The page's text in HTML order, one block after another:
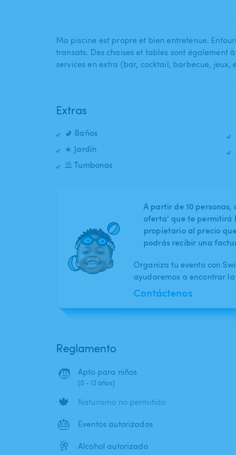
Ma piscine est propre et bien entretenue.
transats. Des chaises et tables sont également
services en extra (bar​,​ cocktail​,​ barbecue​,​ jeux​,​
Extras
🚽 Baños
☀️ Jardín
⛱️ Tumbonas
A partir de 10
oferta' que te permitirá
propietario al precio
podrás recibir una
Organiza tu evento con
ayudaremos a encontrar
Contáctenos
Reglamento
🧒 Apto para niños
(0 - 12 años)
🍁 Naturismo no permitido
🎂 Eventos autorizados
🥂 Alcohol autorizado